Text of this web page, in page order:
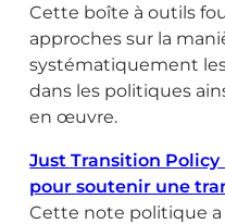
Cette boîte à outils
approches sur la
systématiquement
dans les politiques
en œuvre.
Just Transition
pour soutenir une
Cette note politique